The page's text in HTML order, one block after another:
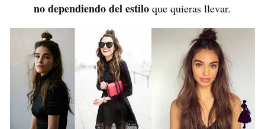
no dependiendo del estilo que quieras llevar.